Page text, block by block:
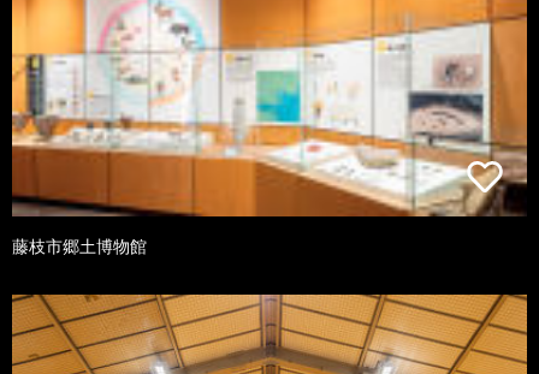
藤枝市郷土博物館